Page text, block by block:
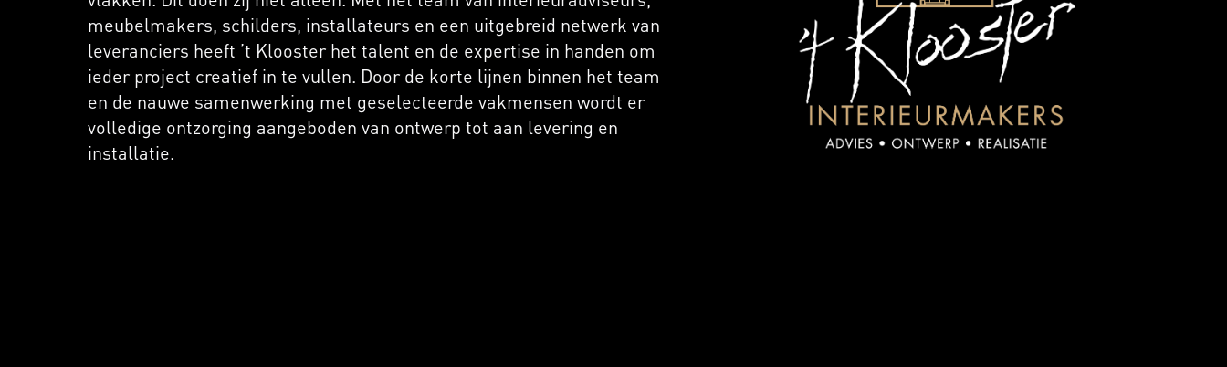
meubelmakers, schilders, installateurs en een uitgebreid netwerk van
leveranciers heeft ’t Klooster het talent en de expertise in handen om
ieder project creatief in te vullen. Door de korte lijnen binnen het team
en de nauwe samenwerking met geselecteerde vakmensen wordt er
volledige ontzorging aangeboden van ontwerp tot aan levering en
installatie.